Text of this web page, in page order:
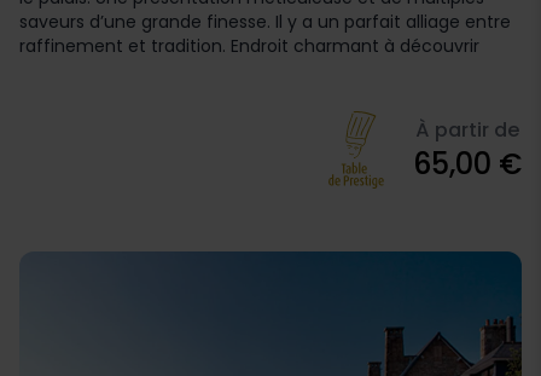
saveurs d’une grande finesse. Il y a un parfait alliage entre
raffinement et tradition. Endroit charmant à découvrir
À partir de
65,00 €